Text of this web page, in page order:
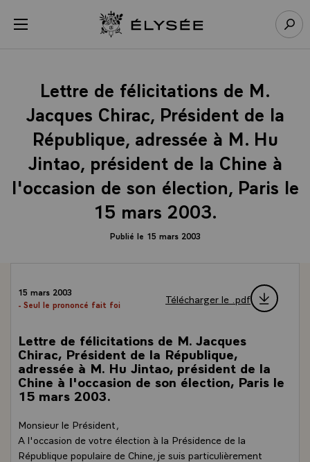
menu Retour à l’accueil Élysée
Lettre de félicitations de M.
Jacques Chirac, Président de la
République, adressée à M. Hu
Jintao, président de la Chine à
l'occasion de son élection, Paris le
15 mars 2003.
Publié le 15 mars 2003
15 mars 2003
- Seul le prononcé fait foi
Télécharger le .pdf
Lettre de félicitations de M. Jacques
Chirac, Président de la République,
adressée à M. Hu Jintao, président de la
Chine à l'occasion de son élection, Paris le
15 mars 2003.
Monsieur le Président,
A l'occasion de votre élection à la Présidence de la
République populaire de Chine, je suis particulièrement
Panneau de gestion des cookies